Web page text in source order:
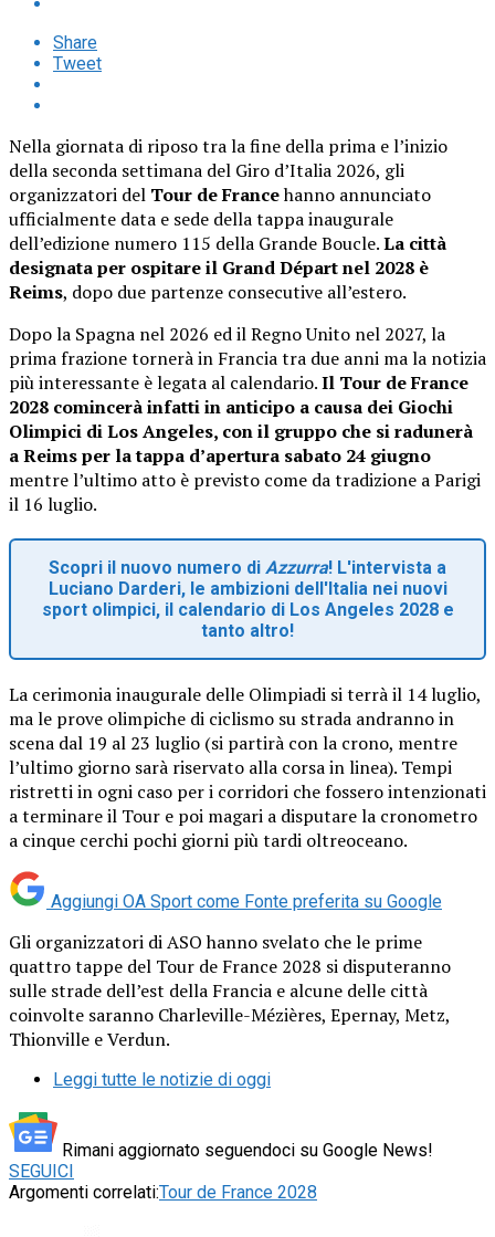
Share
Tweet
Nella giornata di riposo tra la fine della prima e l’inizio
della seconda settimana del Giro d’Italia 2026, gli
organizzatori del Tour de Francehanno annunciato
ufficialmente data e sede della tappa inaugurale
dell’edizione numero 115 della Grande Boucle.La città
designata per ospitare il Grand Départ nel 2028 è
Reims, dopo due partenze consecutive all’estero.
Dopo la Spagna nel 2026 ed il Regno Unito nel 2027, la
prima frazione tornerà in Francia tra due anni ma la notizia
più interessante è legata al calendario.Il Tour de France
2028 comincerà infatti in anticipo a causa dei Giochi
Olimpici di Los Angeles, con il gruppo che si radunerà
a Reims per la tappa d’apertura sabato 24 giugno
mentre l’ultimo atto è previsto come da tradizione a Parigi
il 16 luglio.
Scopri il nuovo numero di Azzurra! L'intervista a
Luciano Darderi, le ambizioni dell'Italia nei nuovi
sport olimpici, il calendario di Los Angeles 2028 e
tanto altro!
La cerimonia inaugurale delle Olimpiadi si terrà il 14 luglio,
ma le prove olimpiche di ciclismo su strada andranno in
scena dal 19 al 23 luglio (si partirà con la crono, mentre
l’ultimo giorno sarà riservato alla corsa in linea). Tempi
ristretti in ogni caso per i corridori che fossero intenzionati
a terminare il Tour e poi magari a disputare la cronometro
a cinque cerchi pochi giorni più tardi oltreoceano.
Aggiungi OA Sport come Fonte preferita su Google
Gli organizzatori di ASO hanno svelato che le prime
quattro tappe del Tour de France 2028 si disputeranno
sulle strade dell’est della Francia e alcune delle città
coinvolte saranno Charleville-Mézières, Epernay, Metz,
Thionville e Verdun.
Leggi tutte le notizie di oggi
Rimani aggiornato seguendoci su Google News!
SEGUICI
Argomenti correlati:Tour de France 2028